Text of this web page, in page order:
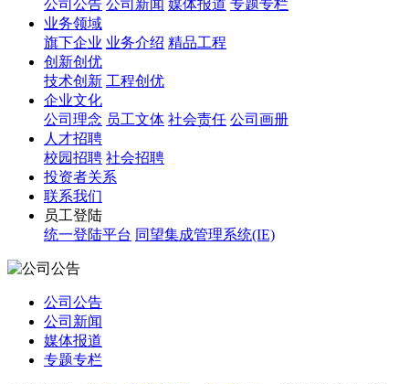
公司公告 公司新闻 媒体报道 专题专栏
业务领域
旗下企业 业务介绍 精品工程
创新创优
技术创新 工程创优
企业文化
公司理念 员工文体 社会责任 公司画册
人才招聘
校园招聘 社会招聘
投资者关系
联系我们
员工登陆
统一登陆平台 同望集成管理系统(IE)
公司公告
公司新闻
媒体报道
专题专栏